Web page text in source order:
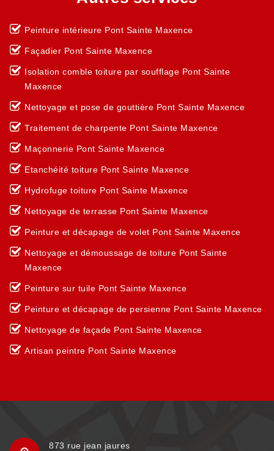
Peinture intérieure Pont Sainte Maxence
Façadier Pont Sainte Maxence
Isolation comble toiture par soufflage Pont Sainte
Maxence
Nettoyage et pose de gouttière Pont Sainte Maxence
Traitement de charpente Pont Sainte Maxence
Maçonnerie Pont Sainte Maxence
Etanchéité toiture Pont Sainte Maxence
Hydrofuge toiture Pont Sainte Maxence
Nettoyage de terrasse Pont Sainte Maxence
Peinture et décapage de volet Pont Sainte Maxence
Nettoyage et démoussage de toiture Pont Sainte
Maxence
Peinture sur tuile Pont Sainte Maxence
Peinture et décapage de persienne Pont Sainte Maxence
Nettoyage de façade Pont Sainte Maxence
Artisan peintre Pont Sainte Maxence
873 rue jean jaures